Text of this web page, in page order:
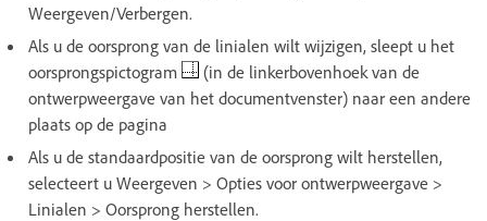
Weergeven/Verbergen.
Als u de oorsprong van de linialen wilt wijzigen, sleept u het
oorsprongspictogram
(in de linkerbovenhoek van de
ontwerpweergave van het documentvenster) naar een andere
plaats op de pagina
Als u de standaardpositie van de oorsprong wilt herstellen,
selecteert u Weergeven > Opties voor ontwerpweergave >
Linialen > Oorsprong herstellen.